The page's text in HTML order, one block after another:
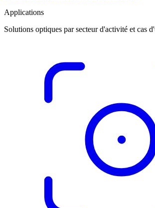
Applications
Solutions optiques par secteur d'activité et cas